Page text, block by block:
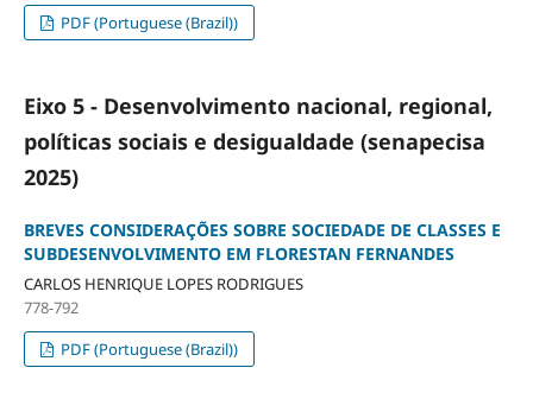
PDF (Portuguese (Brazil))
Eixo 5 - Desenvolvimento nacional, regional,
políticas sociais e desigualdade (senapecisa
2025)
BREVES CONSIDERAÇÕES SOBRE SOCIEDADE DE CLASSES E
SUBDESENVOLVIMENTO EM FLORESTAN FERNANDES
CARLOS HENRIQUE LOPES RODRIGUES
778-792
PDF (Portuguese (Brazil))